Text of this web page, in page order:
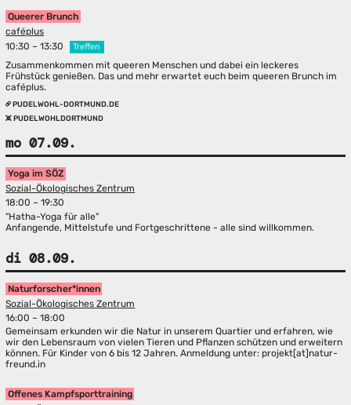
Queerer Brunch
caféplus
10:30 – 13:30
Treffen
Zusammenkommen mit queeren Menschen und dabei ein leckeres
Frühstück genießen. Das und mehr erwartet euch beim queeren Brunch im
caféplus.
PUDELWOHL-DORTMUND.DE
PUDELWOHLDORTMUND
mo 07.09.
Yoga im SÖZ
Sozial-Ökologisches Zentrum
18:00 – 19:30
"Hatha-Yoga für alle"
Anfangende, Mittelstufe und Fortgeschrittene - alle sind willkommen.
di 08.09.
Naturforscher*innen
Sozial-Ökologisches Zentrum
16:00 – 18:00
Gemeinsam erkunden wir die Natur in unserem Quartier und erfahren, wie
wir den Lebensraum von vielen Tieren und Pflanzen schützen und erweitern
können. Für Kinder von 6 bis 12 Jahren. Anmeldung unter: projekt[at]natur-
freund.in
Offenes Kampfsporttraining